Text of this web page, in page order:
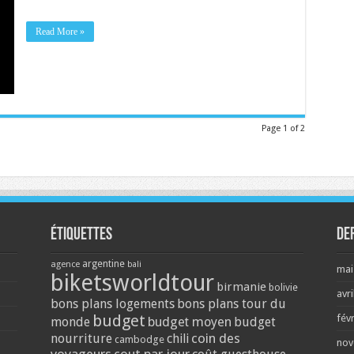
Read More »
Page 1 of 2
Étiquettes
agence argentine bali
biketsworldtour birmanie bolivie
bons plans logements bons plans tour du
monde budget budget moyen budget
nourriture cambodge chili coin des